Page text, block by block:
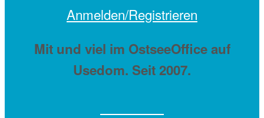
Anmelden/Registrieren
Mit und viel im OstseeOffice auf
Usedom. Seit 2007.